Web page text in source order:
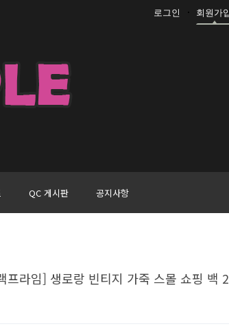
로그인
회원가
QC 게시판 공지사항
프라임] 생로랑 빈티지 가죽 스몰 쇼핑 백